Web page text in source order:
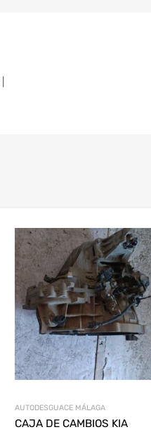
AUTODESGUACE MÁLAGA
CAJA DE CAMBIOS KIA